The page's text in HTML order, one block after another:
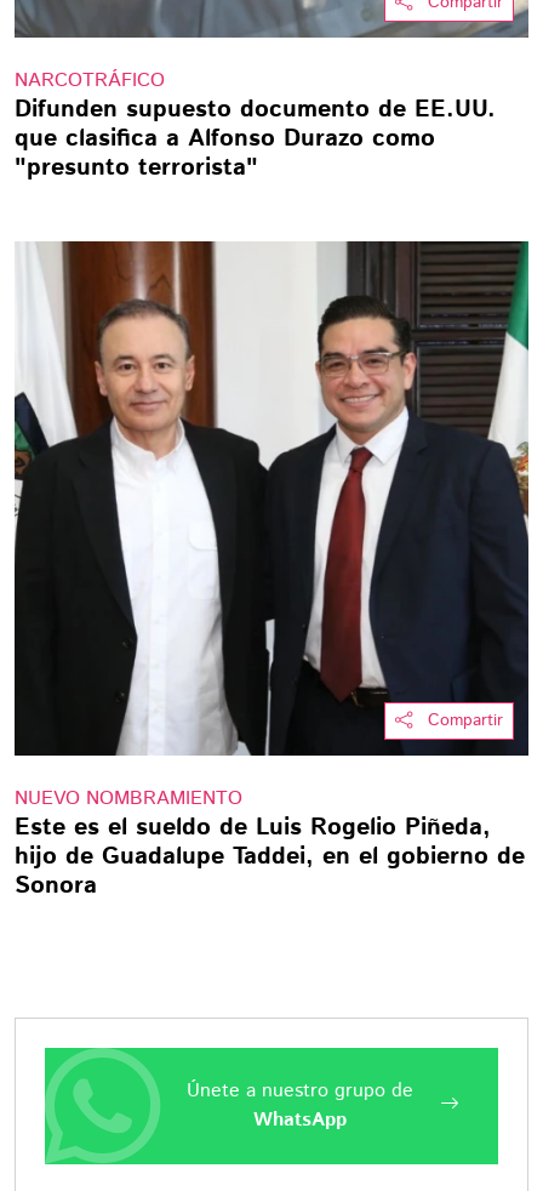
NARCOTRÁFICO
Difunden supuesto documento de EE.UU.
que clasifica a Alfonso Durazo como
"presunto terrorista"
Compartir
NUEVO NOMBRAMIENTO
Este es el sueldo de Luis Rogelio Piñeda,
hijo de Guadalupe Taddei, en el gobierno de
Sonora
Únete a nuestro grupo de
WhatsApp